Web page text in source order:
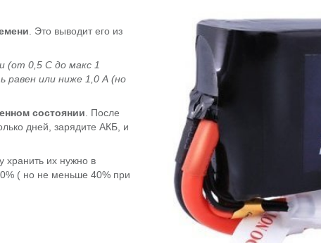
. Это выводит его из
(от 0,5 С до макс 1
или ниже 1,0 А (но
состоянии . После
дней, зарядите АКБ, и
их нужно в
( но не меньше 40% при